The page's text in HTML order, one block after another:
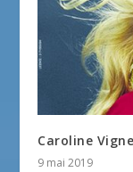
Caroline
9 mai 2019